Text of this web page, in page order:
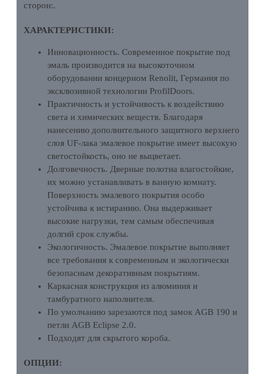
сторон:.
ХАРАКТЕРИСТИКИ:
Инновационность. Современное покрытие под
эмаль производится на высокоточном
оборудовании концерном Renolit, Германия по
эксклюзивной технологии ProfilDoors.
Практичность и устойчивость к воздействию
света и химических веществ. Благодаря
нанесению дополнительного защитного верхнего
слоя UF-лака эмалевое покрытие имеет высокую
светостойкость, оно не выцветает.
Долговечность. Дверные полотна влагостойкие,
их можно устанавливать в ванную комнату.
Поверхность эмалевого покрытия особо
устойчива к истиранию. Она выдерживает
высокие нагрузки, тем самым обеспечивая
долгий срок службы.
Экологичность. Эмалевое покрытие выполняет
все требования к современным и экологически
безопасным декоративным покрытиям.
Каркасная конструкция из алюминия и
тамбуратного наполнителя.
По умолчанию зарезаются под замок AGB 190 и
петли AGB Eclipse 2.0.
Подходят для скрытого короба.
ОПЦИИ: